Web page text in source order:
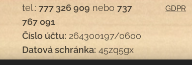
tel.:777 326 909 nebo737
767 091
Číslo účtu: 264300197/0600
Datová schránka: 45zq5gx
GDPR